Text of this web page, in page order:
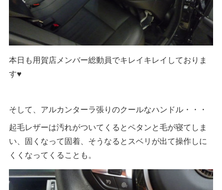
本日も用賀店メンバー総動員でキレイキレイしておりま
す♥
そして、アルカンターラ張りのクールなハンドル・・・
起毛レザーは汚れがついてくるとペタンと毛が寝てしま
い、固くなって固着、そうなるとスベリが出て操作しに
くくなってくることも。